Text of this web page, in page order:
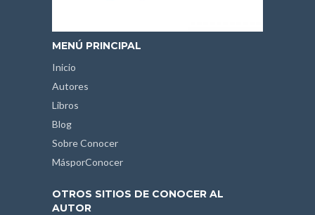
MENÚ PRINCIPAL
Inicio
Autores
Libros
Blog
Sobre Conocer
MásporConocer
OTROS SITIOS DE CONOCER AL
AUTOR